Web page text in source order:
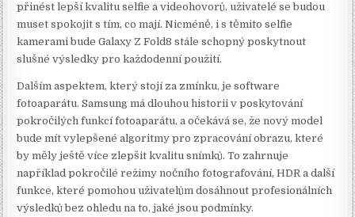
přinést lepší kvalitu selfie a videohovorů, uživatelé se budou
muset spokojit s tím, co mají. Nicméně, i s těmito selfie
kamerami bude Galaxy Z Fold8 stále schopný poskytnout
slušné výsledky pro každodenní použití.
Dalším aspektem, který stojí za zmínku, je software
fotoaparátu. Samsung má dlouhou historii v poskytování
pokročilých funkcí fotoaparátu, a očekává se, že nový model
bude mít vylepšené algoritmy pro zpracování obrazu, které
by měly ještě více zlepšit kvalitu snímků. To zahrnuje
například pokročilé režimy nočního fotografování, HDR a další
funkce, které pomohou uživatelům dosáhnout profesionálních
výsledků bez ohledu na to, jaké jsou podmínky.